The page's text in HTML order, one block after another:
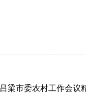
吕梁市委农村工作会议